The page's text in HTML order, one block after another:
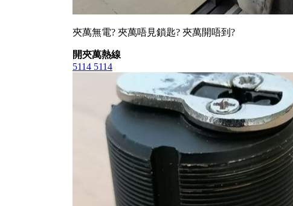
夾萬無電? 夾萬唔見鎖匙? 夾萬開唔到?
開夾萬熱線
5114 5114